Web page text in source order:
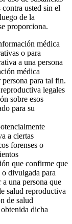
usted sin el
de la
proporciona.
médica
o para
a una persona
médica
para tal fin.
legales
sobre esos
para su
a ciertas
forenses o
que confirme que
o divulgada para
una persona que
salud reproductiva
de salud
dicha